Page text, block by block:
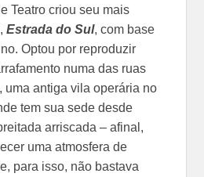
Teatro criou seu mais
Estrada do Sul, com base
Optou por reproduzir
numa das ruas
uma antiga vila operária no
tem sua sede desde
arriscada – afinal,
uma atmosfera de
para isso, não bastava